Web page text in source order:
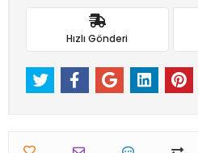
Hızlı Gönderi